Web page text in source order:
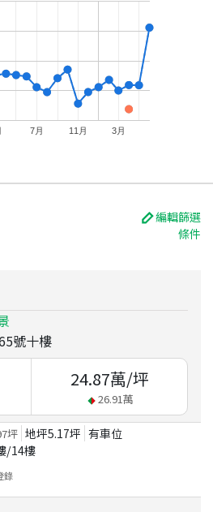
7月 11月 3月
編輯篩選
條件
號十樓
24.87萬/坪
26.91萬
坪 地坪5.17坪 有車位
/14樓
錄